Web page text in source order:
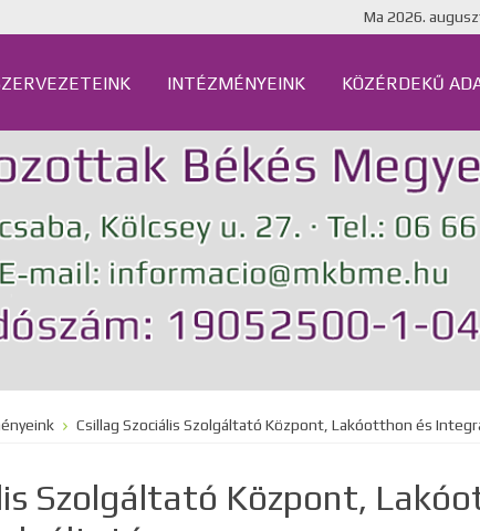
Ma 2026.
INTÉZMÉNYEINK KÖZÉRDEKŰ
Csillag Szociális Szolgáltató Központ, Lakóotthon és
Szolgáltató Központ,